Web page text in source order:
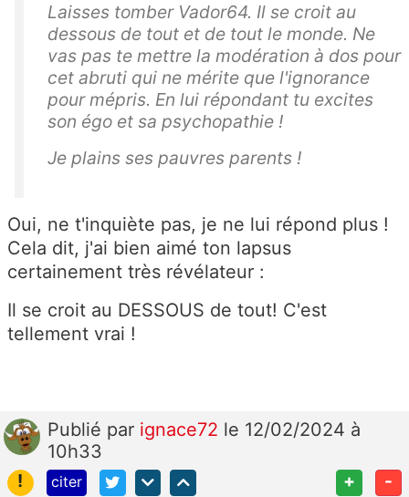
Laisses tomber Vador64. Il se croit au
dessous de tout et de tout le monde. Ne
vas pas te mettre la modération à dos pour
cet abruti qui ne mérite que l'ignorance
pour mépris. En lui répondant tu excites
son égo et sa psychopathie !
Je plains ses pauvres parents !
Oui, ne t'inquiète pas, je ne lui répond plus !
Cela dit, j'ai bien aimé ton lapsus
certainement très révélateur :
Il se croit au DESSOUS de tout! C'est
tellement vrai !
Publié par ignace72 le 12/02/2024 à
10h33
!
citer + -